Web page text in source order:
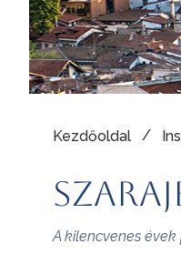
Kezdőoldal /
A kilencvenes